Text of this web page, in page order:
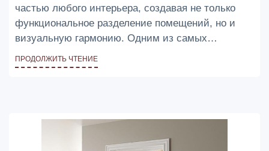
частью любого интерьера, создавая не только
функциональное разделение помещений, но и
визуальную гармонию. Одним из самых
популярных материалов для изготовления
дверей является средней плотности волокнистая
ПРОДОЛЖИТЬ ЧТЕНИЕ